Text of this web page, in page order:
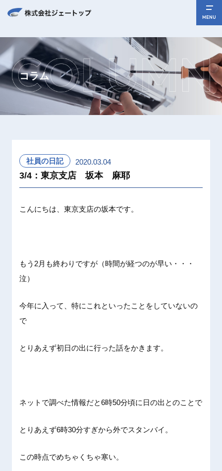
MENU
コラム
社員の日記 2020.03.04
3/4：東京支店 坂本 麻耶
こんにちは、東京支店の坂本です。
もう2月も終わりですが（時間が経つのが早い・・・
泣）
今年に入って、特にこれといったことをしていないの
で
とりあえず初日の出に行った話をかきます。
ネットで調べた情報だと6時50分頃に日の出とのことで
とりあえず6時30分すぎから外でスタンバイ。
この時点でめちゃくちゃ寒い。